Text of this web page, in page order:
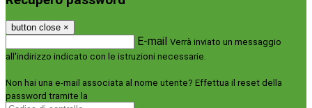
button close ×
E-mail Verrà inviato un messaggio
all'indirizzo indicato con le istruzioni necessarie.
Non hai una e-mail associata al nome utente? Effettua il reset della
password tramite la